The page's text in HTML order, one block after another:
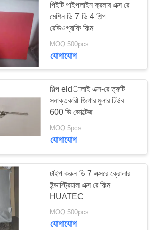
পিইটি পাইপলাইন ক্রলার এক্স রে
মেশিন ডি 7 ডি 4 শিল্প
রেডিওগ্রাফি ফিল্ম
MOQ:500pcs
যোগাযোগ
শিল্প eldালাই এক্স-রে ত্রুটি
সনাক্তকারী জিগার মুলার টিউব
600 ভি ভোল্টেজ
MOQ:5pcs
যোগাযোগ
টাইপ করুন ডি 7 এক্সরে ক্রোলার
ইন্ডাস্ট্রিয়াল এক্স রে ফিল্ম
HUATEC
MOQ:500pcs
যোগাযোগ